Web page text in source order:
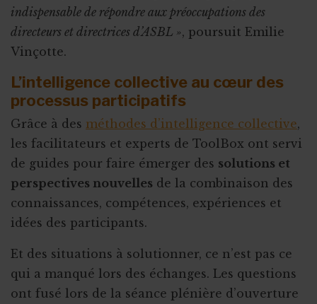
indispensable de répondre aux préoccupations des
directeurs et directrices d’ASBL », poursuit Emilie
Vinçotte.
L’intelligence collective au cœur des
processus participatifs
Grâce à des méthodes d’intelligence collective,
les facilitateurs et experts de ToolBox ont servi
de guides pour faire émerger des solutions et
perspectives nouvelles de la combinaison des
connaissances, compétences, expériences et
idées des participants.
Et des situations à solutionner, ce n’est pas ce
qui a manqué lors des échanges. Les questions
ont fusé lors de la séance plénière d’ouverture